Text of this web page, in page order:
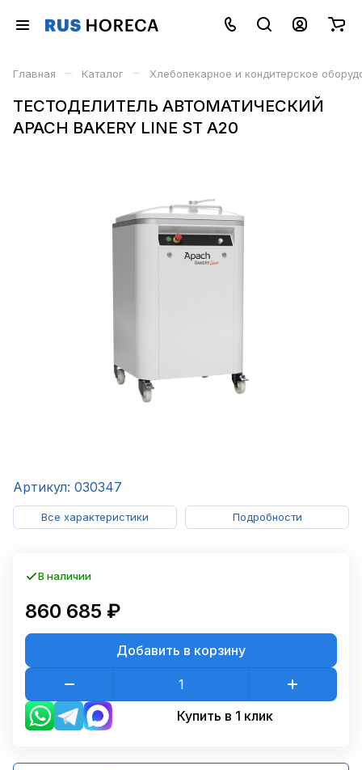
Главная – Каталог – Хлебопекарное и кондитерское
ТЕСТОДЕЛИТЕЛЬ АВТОМАТИЧЕСКИЙ
APACH BAKERY LINE ST A20
Артикул: 030347
Все характеристики Подробности
В наличии
860 685 ₽
Добавить в корзину
Купить в 1 клик